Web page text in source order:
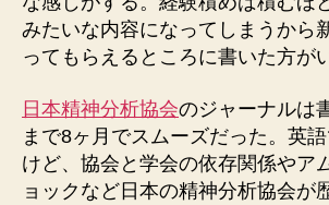
みたいな内容になってしまうから
ってもらえるところに書いた方が
日本精神分析協会のジャーナルは
まで8ヶ月でスムーズだった。英
けど、協会と学会の依存関係やア
ョックなど日本の精神分析協会が